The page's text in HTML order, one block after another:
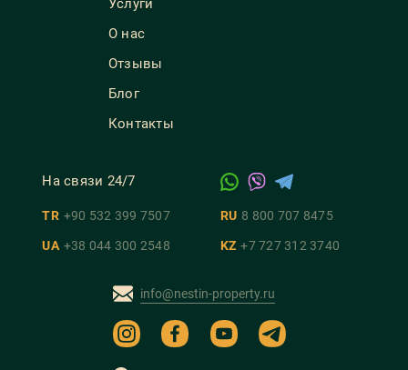
Услуги
О нас
Отзывы
Блог
Контакты
На связи 24/7
TR +90 532 399 7507 RU 8 800 707 8475
UA +38 044 300 2548 KZ +7 727 312 3740
info@nestin-property.ru